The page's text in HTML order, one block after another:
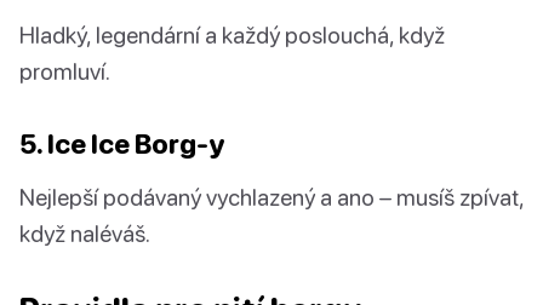
Hladký, legendární a každý poslouchá, když
promluví.
5. Ice Ice Borg-y
Nejlepší podávaný vychlazený a ano – musíš zpívat,
když naléváš.